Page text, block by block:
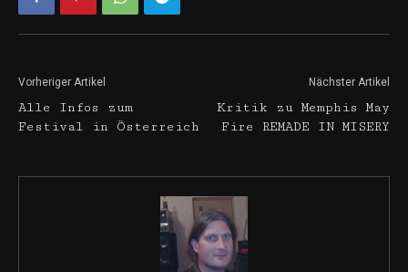
Vorheriger Artikel
Alle Infos zum
Festival in Österreich
Nächster Artikel
Kritik zu Memphis May
Fire REMADE IN MISERY